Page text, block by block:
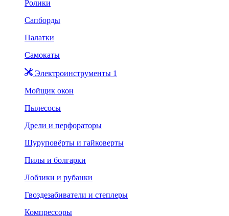
Ролики
Сапборды
Палатки
Самокаты
Электроинструменты 1
Мойщик окон
Пылесосы
Дрели и перфораторы
Шуруповёрты и гайковерты
Пилы и болгарки
Лобзики и рубанки
Гвоздезабиватели и степлеры
Компрессоры